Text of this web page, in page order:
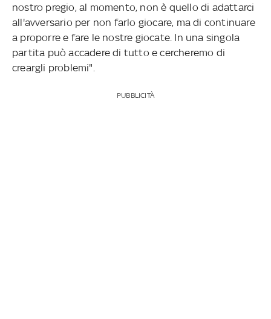
nostro pregio, al momento, non è quello di adattarci
all'avversario per non farlo giocare, ma di continuare
a proporre e fare le nostre giocate. In una singola
partita può accadere di tutto e cercheremo di
creargli problemi".
PUBBLICITÀ